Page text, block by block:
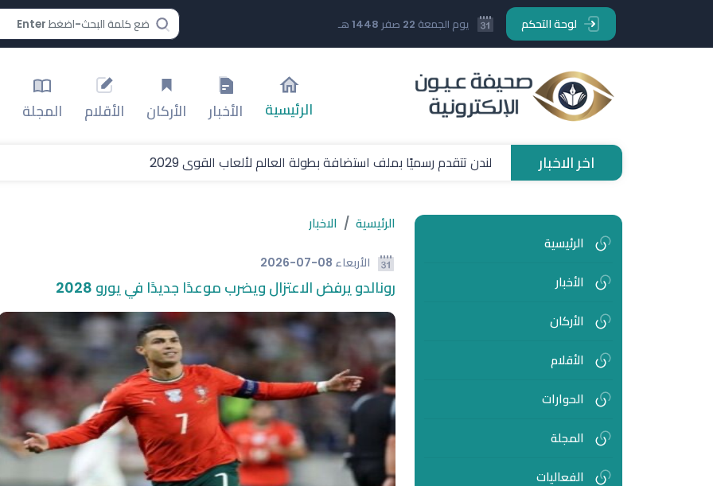
لوحة التحكم يوم الجمعة 22 صفر 1448 هـ
الرئيسية الأخبار الأركان الأقلام المجلة
اخر الاخبار لندن تتقدم رسميًا بملف استضافة بطولة العالم لألعاب القوى 2029
الرئيسية
الأخبار
الأركان
الأقلام
الحوارات
المجلة
الفعاليات
الرئيسية الاخبار
الأربعاء 2026-07-08
رونالدو يرفض الاعتزال ويضرب موعدًا جديدًا في يورو 2028